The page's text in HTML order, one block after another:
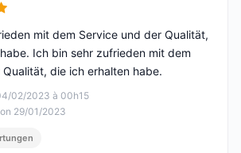
von 5
02/2023 à 00h15
29/01/2023
mit dem Service und der Qualität,
Ich bin sehr zufrieden mit dem
die ich erhalten habe.